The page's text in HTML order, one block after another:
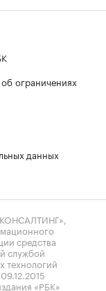
ограничениях
данных
средства
службой
технологий
«РБК»